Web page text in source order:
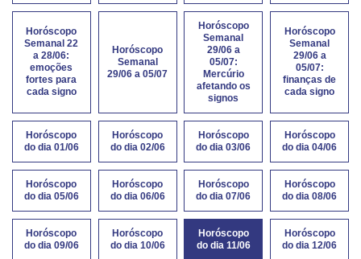
Horóscopo
Semanal 22
a 28/06:
emoções
fortes para
cada signo
Horóscopo
Semanal
29/06 a 05/07
Horóscopo
Semanal
29/06 a
05/07:
Mercúrio
afetando os
signos
Horóscopo
Semanal
29/06 a
05/07:
finanças de
cada signo
Horóscopo
do dia 01/06
Horóscopo
do dia 02/06
Horóscopo
do dia 03/06
Horóscopo
do dia 04/06
Horóscopo
do dia 05/06
Horóscopo
do dia 06/06
Horóscopo
do dia 07/06
Horóscopo
do dia 08/06
Horóscopo
do dia 09/06
Horóscopo
do dia 10/06
Horóscopo
do dia 11/06
Horóscopo
do dia 12/06